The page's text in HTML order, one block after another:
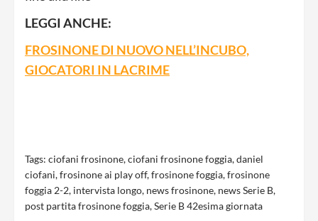
LEGGI ANCHE:
FROSINONE DI NUOVO NELL’INCUBO,
GIOCATORI IN LACRIME
Tags: ciofani frosinone,ciofani frosinone foggia,daniel
ciofani,frosinone ai play off,frosinone foggia,frosinone
foggia 2-2, intervista longo, news frosinone, news Serie B,
post partita frosinone foggia,Serie B 42esima giornata